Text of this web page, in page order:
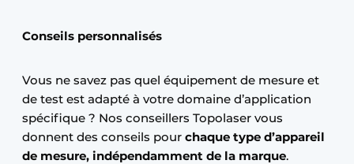
Conseils personnalisés
Vous ne savez pas quel équipement de mesure et
de test est adapté à votre domaine d’application
spécifique ? Nos conseillers Topolaser vous
donnent des conseils pour chaque type d’appareil
de mesure, indépendamment de la marque.